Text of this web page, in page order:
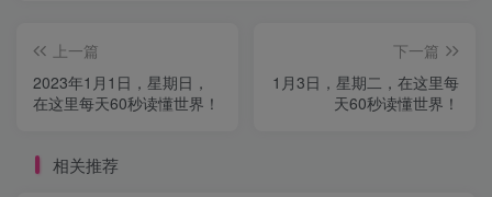
上一篇
2023年1月1日，星期日，
在这里每天60秒读懂世界！
下一篇
1月3日，星期二，在这里每
天60秒读懂世界！
相关推荐